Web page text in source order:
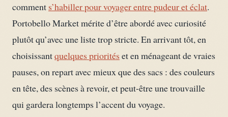
comment s’habiller pour voyager entre pudeur et éclat.
Portobello Market mérite d’être abordé avec curiosité
plutôt qu’avec une liste trop stricte. En arrivant tôt, en
choisissantquelques priorités et en ménageant de vraies
pauses, on repart avec mieux que des sacs : des couleurs
en tête, des scènes à revoir, et peut-être une trouvaille
qui gardera longtemps l’accent du voyage.